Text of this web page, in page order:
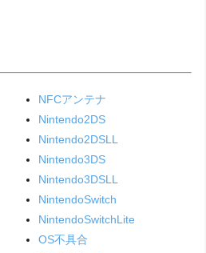
NFCアンテナ
Nintendo2DS
Nintendo2DSLL
Nintendo3DS
Nintendo3DSLL
NintendoSwitch
NintendoSwitchLite
OS不具合